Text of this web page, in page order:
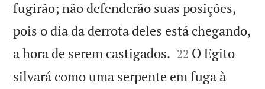
fugirão; não defenderão suas posições,
pois o dia da derrota deles está chegando,
a hora de serem castigados. 

22 O Egito
silvará como uma serpente em fuga à